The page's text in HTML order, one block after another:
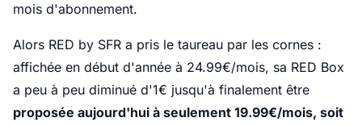
mois d'abonnement.
Alors RED by SFR a pris le taureau par les cornes :
affichée en début d'année à 24.99€/mois, sa RED Box
a peu à peu diminué d'1€ jusqu'à finalement être
proposée aujourd'hui à seulement 19.99€/mois, soit